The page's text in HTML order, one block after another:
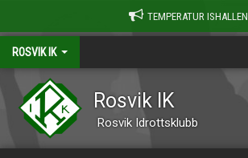
TEMPERATUR ISHALLEN
ROSVIK IK
Rosvik IK
Rosvik Idrottsklubb